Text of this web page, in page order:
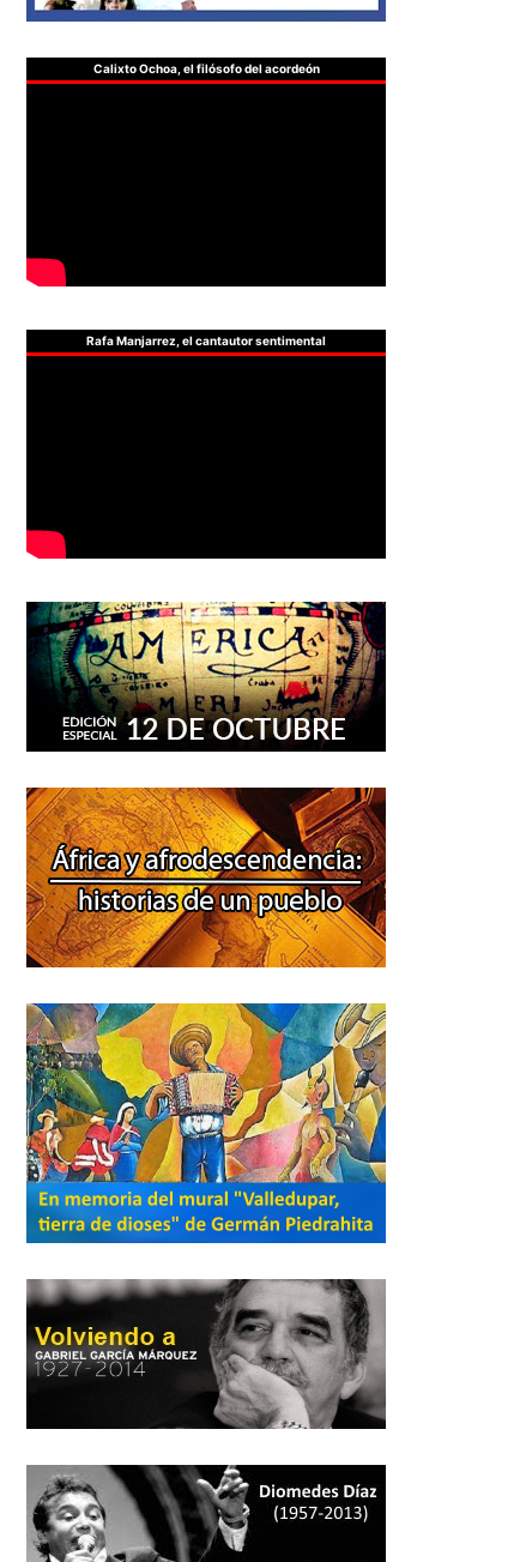
Calixto Ochoa, el filósofo del acordeón
Rafa Manjarrez, el cantautor sentimental